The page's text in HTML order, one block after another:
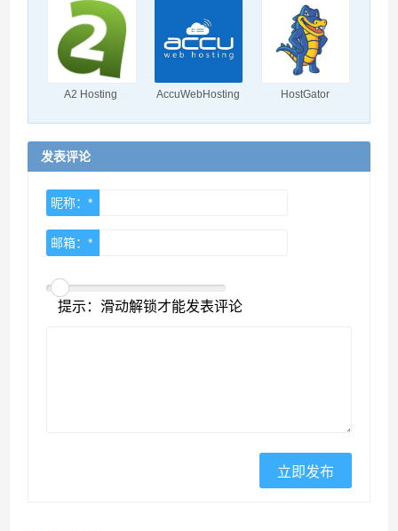
A2 Hosting AccuWebHosting HostGator
发表评论
昵称：*
邮箱：*
提示：滑动解锁才能发表评论